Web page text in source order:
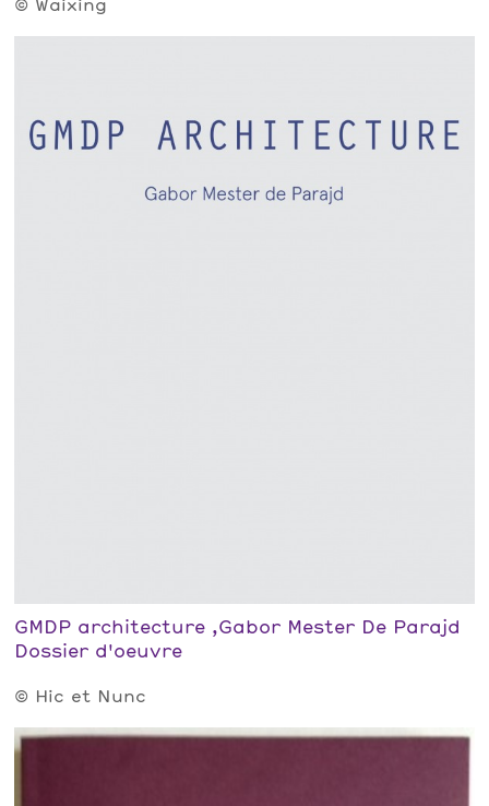
GMDP architecture ,Gabor Mester De Parajd
Dossier d'oeuvre
© Hic et Nunc